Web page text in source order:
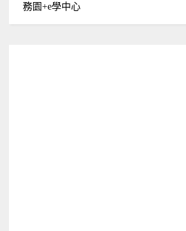
務園+e學中心